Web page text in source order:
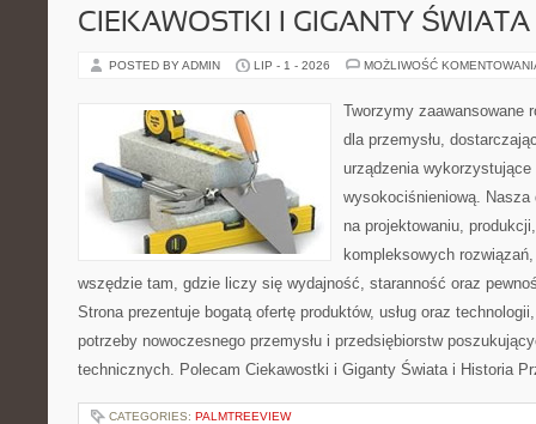
CIEKAWOSTKI I GIGANTY ŚWIATA
POSTED BY ADMIN LIP - 1 - 2026 MOŻLIWOŚĆ
Tworzymy zaawansowane
dla przemysłu,
urządzenia wykorzystujące
wysokociśnieniową. Nasza
na projektowaniu,
kompleksowych
wszędzie tam, gdzie liczy się wydajność, staranność oraz
Strona prezentuje bogatą ofertę produktów, usług oraz
potrzeby nowoczesnego przemysłu i przedsiębiorstw
technicznych. Polecam Ciekawostki i Giganty Świata i Historia
CATEGORIES: PALMTREEVIEW